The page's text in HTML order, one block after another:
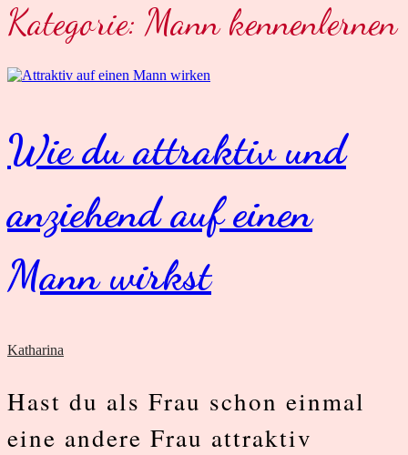
Kategorie: Mann kennenlernen
Wie du attraktiv und
anziehend auf einen
Mann wirkst
Katharina
Hast du als Frau schon einmal
eine andere Frau attraktiv